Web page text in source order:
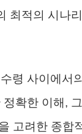
최적의 시나
령 사이에서
확한 이해,
고려한 종합